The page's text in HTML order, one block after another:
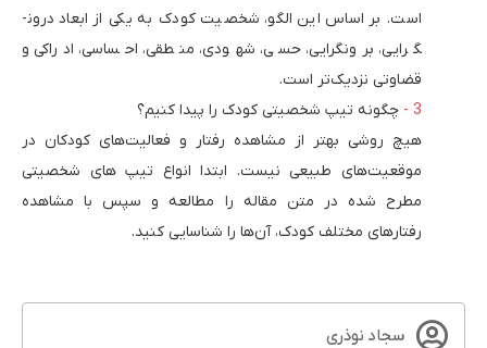
است. بر اساس این الگو، شخصیت کودک به یکی از ابعاد درون­
گرایی، برون­گرایی، حسی، شهودی، منطقی، احساسی، ادراکی و
قضاوتی نزدیک‌­تر است.
چگونه تیپ شخصیتی کودک را پیدا کنیم؟
هیچ روشی بهتر از مشاهده رفتار و فعالیت‌های کودکان در
موقعیت‌های طبیعی نیست. ابتدا انواع تیپ های شخصیتی
مطرح شده در متن مقاله را مطالعه و سپس با مشاهده
رفتارهای مختلف کودک، آن‌ها را شناسایی کنید.
سجاد نوذری